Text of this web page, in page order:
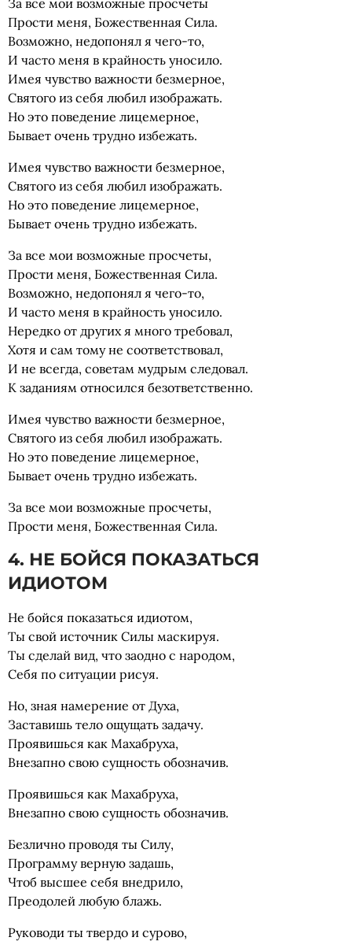
За все мои возможные просчеты
Прости меня, Божественная Сила.
Возможно, недопонял я чего-то,
И часто меня в крайность уносило.
Имея чувство важности безмерное,
Святого из себя любил изображать.
Но это поведение лицемерное,
Бывает очень трудно избежать.
Имея чувство важности безмерное,
Святого из себя любил изображать.
Но это поведение лицемерное,
Бывает очень трудно избежать.
За все мои возможные просчеты,
Прости меня, Божественная Сила.
Возможно, недопонял я чего-то,
И часто меня в крайность уносило.
Нередко от других я много требовал,
Хотя и сам тому не соответствовал,
И не всегда, советам мудрым следовал.
К заданиям относился безответственно.
Имея чувство важности безмерное,
Святого из себя любил изображать.
Но это поведение лицемерное,
Бывает очень трудно избежать.
За все мои возможные просчеты,
Прости меня, Божественная Сила.
4. НЕ БОЙСЯ ПОКАЗАТЬСЯ
ИДИОТОМ
Не бойся показаться идиотом,
Ты свой источник Силы маскируя.
Ты сделай вид, что заодно с народом,
Себя по ситуации рисуя.
Но, зная намерение от Духа,
Заставишь тело ощущать задачу.
Проявишься как Махабруха,
Внезапно свою сущность обозначив.
Проявишься как Махабруха,
Внезапно свою сущность обозначив.
Безлично проводя ты Силу,
Программу верную задашь,
Чтоб высшее себя внедрило,
Преодолей любую блажь.
Руководи ты твердо и сурово,